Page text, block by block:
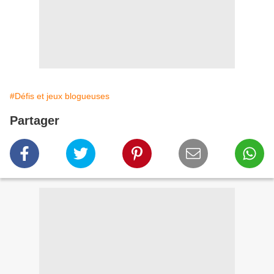
#Défis et jeux blogueuses
Partager